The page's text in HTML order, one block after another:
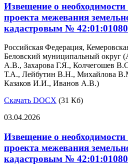
Извещение о необходимости
проекта межевания
кадастровым №
Российская Федерация,
Беловский муниципальный округ
А.В., Захарова Г.Я., Колчегошев
Т.А., Лейбутин В.Н., Михайлова
Казаков И.И., Иванов А.В.)
Скачать DOCX (31 Кб)
03.04.2026
Извещение о необходимости
проекта межевания
кадастровым №